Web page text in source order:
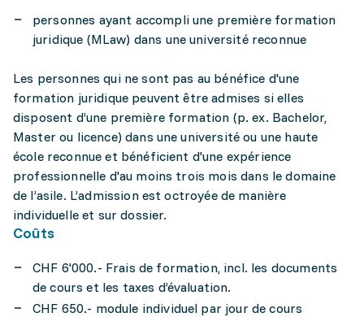
personnes ayant accompli une première formation
juridique (MLaw) dans une université reconnue
Les personnes qui ne sont pas au bénéfice d'une
formation juridique peuvent être admises si elles
disposent d’une première formation (p. ex. Bachelor,
Master ou licence) dans une université ou une haute
école reconnue et bénéficient d'une expérience
professionnelle d'au moins trois mois dans le domaine
de l’asile. L’admission est octroyée de manière
individuelle et sur dossier.
Coûts
CHF 6'000.- Frais de formation, incl. les documents
de cours et les taxes d’évaluation.
CHF 650.- module individuel par jour de cours